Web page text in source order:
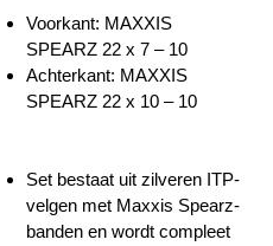
Voorkant: MAXXIS
SPEARZ 22 x 7 – 10
Achterkant: MAXXIS
SPEARZ 22 x 10 – 10
Set bestaat uit zilveren ITP-
velgen met Maxxis Spearz-
banden en wordt compleet